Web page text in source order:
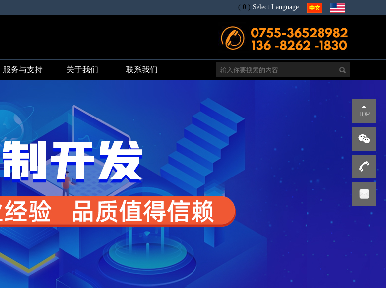
( 0 ) Select Language
服务与支持 关于我们 联系我们